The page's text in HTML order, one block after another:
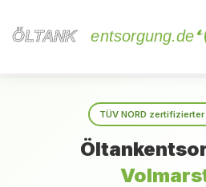
ÖLTANK
ÖLTANK entsorgung.de
TÜV NORD